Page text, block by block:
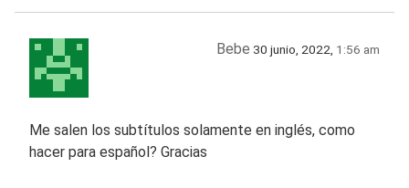
Bebe 30 junio, 2022, 1:56 am
Me salen los subtítulos solamente en inglés, como
hacer para español? Gracias